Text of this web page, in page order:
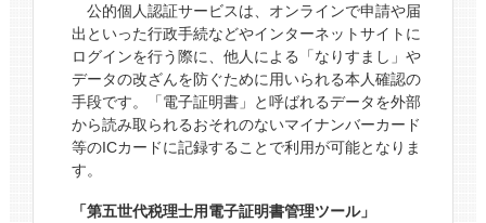
公的個人認証サービスは、オンラインで申請や届
出といった行政手続などやインターネットサイトに
ログインを行う際に、他人による「なりすまし」や
データの改ざんを防ぐために用いられる本人確認の
手段です。「電子証明書」と呼ばれるデータを外部
から読み取られるおそれのないマイナンバーカード
等のICカードに記録することで利用が可能となりま
す。
「第五世代税理士用電子証明書管理ツール」